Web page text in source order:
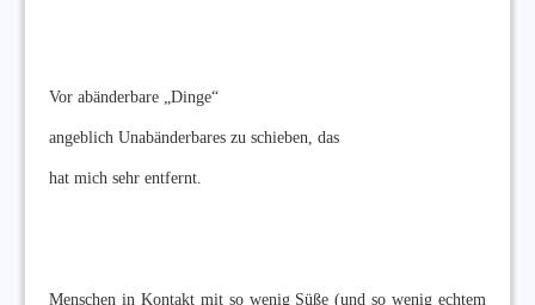
Vor abänderbare „Dinge“
angeblich Unabänderbares zu schieben, das
hat mich sehr entfernt.
Menschen in Kontakt mit so wenig Süße (und so wenig echtem